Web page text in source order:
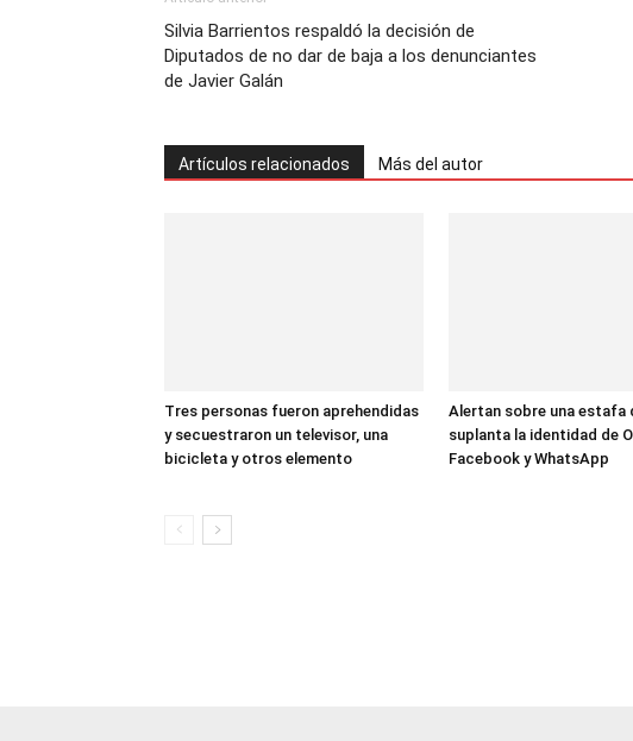
Silvia Barrientos respaldó la decisión de
Diputados de no dar de baja a los denunciantes
de Javier Galán
Artículos relacionados Más del autor
Tres personas fueron aprehendidas
y secuestraron un televisor, una
bicicleta y otros elemento
Alertan sobre una estafa
suplanta la identidad de
Facebook y WhatsApp